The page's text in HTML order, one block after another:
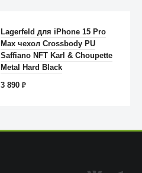
Anker
Lagerfeld для iPhone 15 Pro
Max чехол Crossbody PU
Saffiano NFT Karl & Choupette
Metal Hard Black
3 890₽